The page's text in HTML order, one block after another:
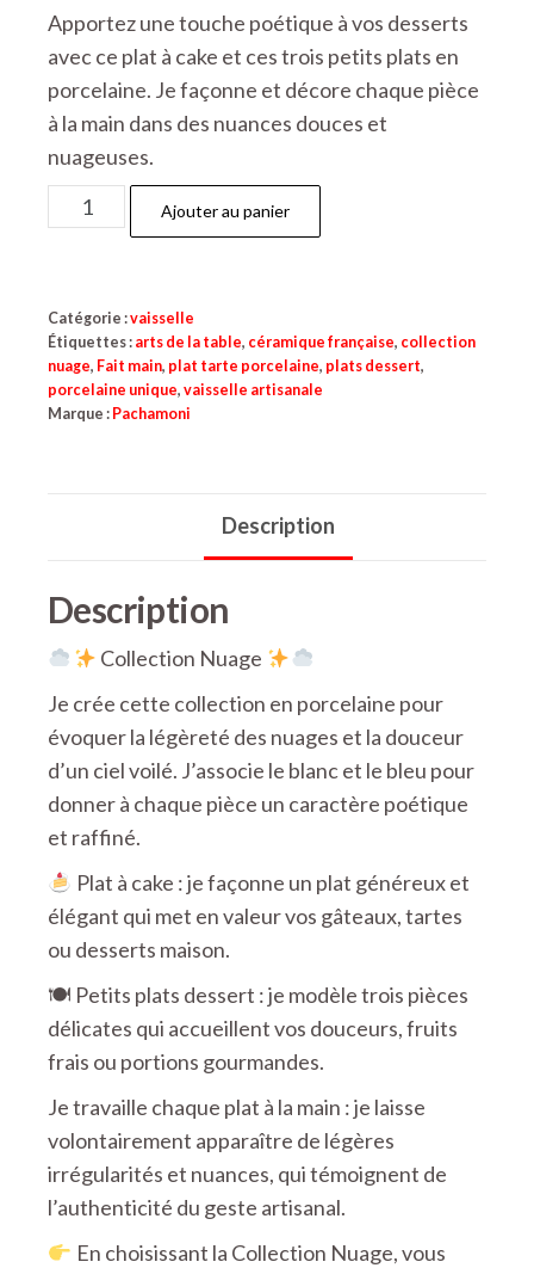
Apportez une touche poétique à vos desserts
avec ce plat à cake et ces trois petits plats en
porcelaine. Je façonne et décore chaque pièce
à la main dans des nuances douces et
nuageuses.
quantité
de
–
Plat
à
en
porcelaine
Ajouter au panier
Catégorie :vaisselle
Étiquettes : arts de la table, céramique française, collection
nuage, Fait main, plat tarte porcelaine, plats dessert,
porcelaine unique, vaisselle artisanale
Marque : Pachamoni
Description
Description
Collection Nuage
Je crée cette collection en porcelaine pour
évoquer la légèreté des nuages et la douceur
d’un ciel voilé. J’associe le blanc et le bleu pour
donner à chaque pièce un caractère poétique
et raffiné.
Plat à cake : je façonne un plat généreux et
élégant qui met en valeur vos gâteaux, tartes
ou desserts maison.
🍽 Petits plats dessert : je modèle trois pièces
délicates qui accueillent vos douceurs, fruits
frais ou portions gourmandes.
Je travaille chaque plat à la main : je laisse
volontairement apparaître de légères
irrégularités et nuances, qui témoignent de
l’authenticité du geste artisanal.
En choisissant la Collection Nuage, vous